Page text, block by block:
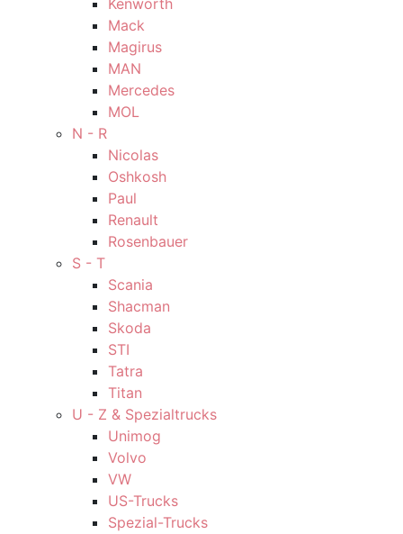
Kenworth
Mack
Magirus
MAN
Mercedes
MOL
N - R
Nicolas
Oshkosh
Paul
Renault
Rosenbauer
S - T
Scania
Shacman
Skoda
STI
Tatra
Titan
U - Z & Spezialtrucks
Unimog
Volvo
VW
US-Trucks
Spezial-Trucks